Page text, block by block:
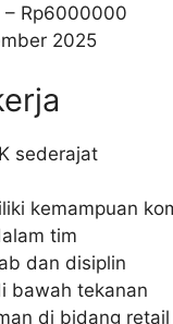
– Rp6000000
2025
sederajat
kemampuan
tim
dan disiplin
bawah tekanan
di bidang